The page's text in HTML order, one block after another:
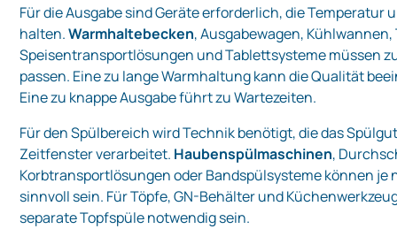
Für die Ausgabe sind Geräte erforderlich, die Temperatur
halten.Warmhaltebecken, Ausgabewagen,
Speisentransportlösungen und Tablettsysteme müssen
passen. Eine zu lange Warmhaltung kann die Qualität
Eine zu knappe Ausgabe führt zu Wartezeiten.
Für den Spülbereich wird Technik benötigt, die das
Zeitfenster verarbeitet. Haubenspülmaschinen,
Korbtransportlösungen oder Bandspülsysteme können je
sinnvoll sein. Für Töpfe, GN-Behälter und
separate Topfspüle notwendig sein.